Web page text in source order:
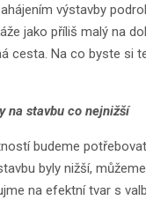
výstavby
jako příliš malý na
cesta. Na co byste si
na stavbu co nejnižší
budeme
byly nižší,
na efektní tvar s